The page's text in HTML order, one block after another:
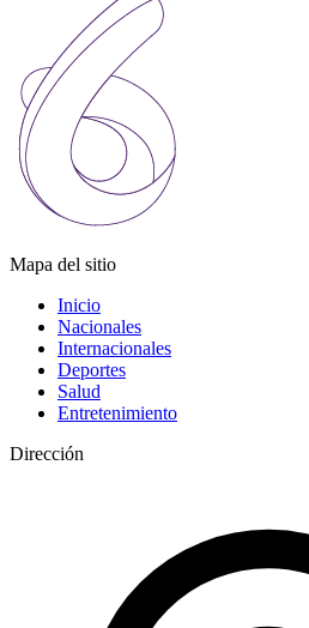
Mapa del sitio
Inicio
Nacionales
Internacionales
Deportes
Salud
Entretenimiento
Dirección